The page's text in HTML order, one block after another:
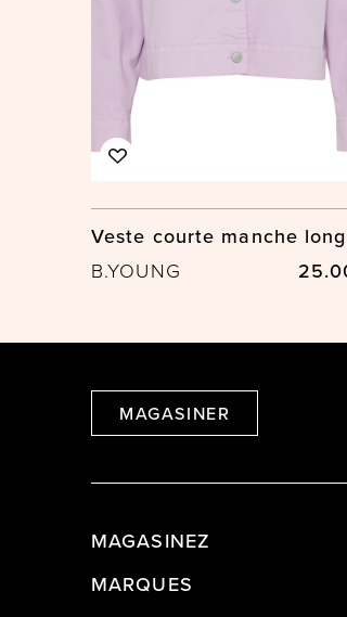
Veste courte manche
B.YOUNG
MAGASINER
MAGASINEZ
MARQUES